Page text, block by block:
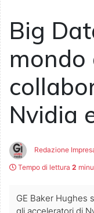
Big
mondo
Nvidia
Redazione
Tempo di lettura 2
GE Baker Hughes